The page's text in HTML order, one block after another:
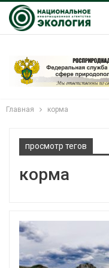
Главная корма
просмотр тегов
корма